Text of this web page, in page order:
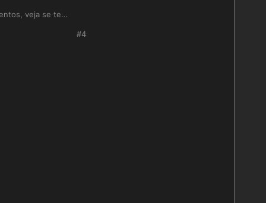
veja se te
#4